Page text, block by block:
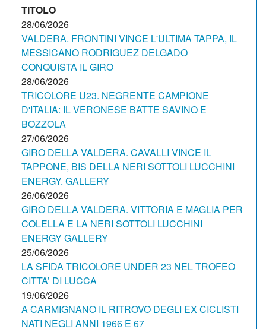
OSCAR
ALBI D'ORO
NEWSLETTER
TITOLO
28/06/2026
VALDERA. FRONTINI VINCE L'ULTIMA TAPPA, IL
MESSICANO RODRIGUEZ DELGADO
CONQUISTA IL GIRO
28/06/2026
TRICOLORE U23. NEGRENTE CAMPIONE
D'ITALIA: IL VERONESE BATTE SAVINO E
BOZZOLA
27/06/2026
GIRO DELLA VALDERA. CAVALLI VINCE IL
TAPPONE, BIS DELLA NERI SOTTOLI LUCCHINI
ENERGY. GALLERY
26/06/2026
GIRO DELLA VALDERA. VITTORIA E MAGLIA PER
COLELLA E LA NERI SOTTOLI LUCCHINI
ENERGY GALLERY
25/06/2026
LA SFIDA TRICOLORE UNDER 23 NEL TROFEO
CITTA’ DI LUCCA
19/06/2026
A CARMIGNANO IL RITROVO DEGLI EX CICLISTI
NATI NEGLI ANNI 1966 E 67